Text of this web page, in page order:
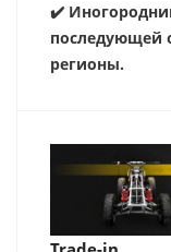
✔️
последующей
регионы.